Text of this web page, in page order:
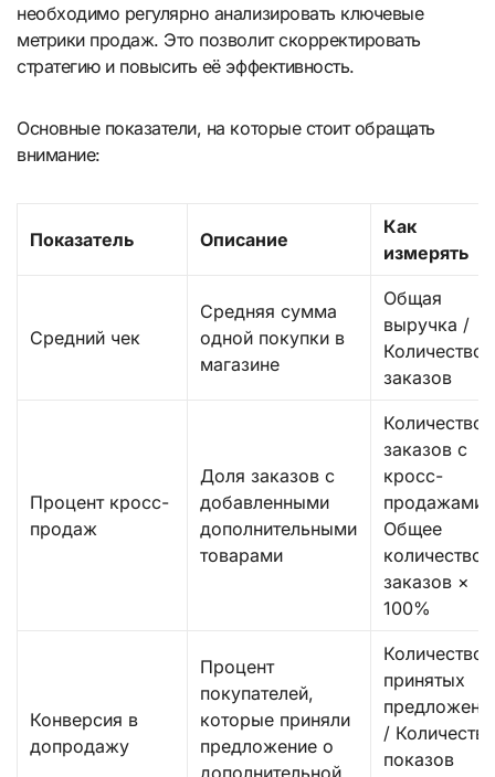
необходимо регулярно анализировать ключевые
метрики продаж. Это позволит скорректировать
стратегию и повысить её эффективность.
Основные показатели, на которые стоит обращать
внимание:
Показатель Описание
Как
измерять
Средний чек
Средняя сумма
одной покупки в
магазине
Общая
выручка /
Количество
заказов
Процент кросс-
продаж
Доля заказов с
добавленными
дополнительными
товарами
Количество
заказов с
кросс-
продажами
Общее
количество
заказов ×
100%
Конверсия в
допродажу
Процент
покупателей,
которые приняли
предложение о
Количество
принятых
/
показов